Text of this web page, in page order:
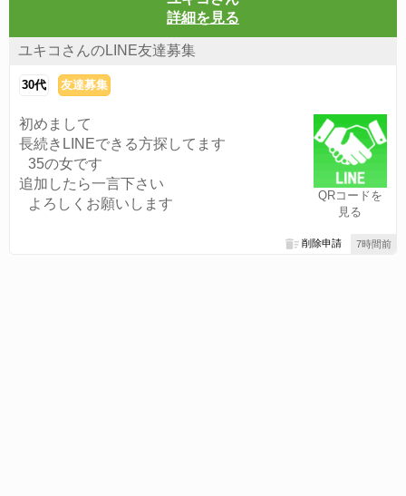
詳細を見る
ユキコさんのLINE友達募集
30代 友達募集
QRコードを
見る
初めまして
長続きLINEできる方探してます
35の女です
追加したら一言下さい
よろしくお願いします
7時間前
削除申請